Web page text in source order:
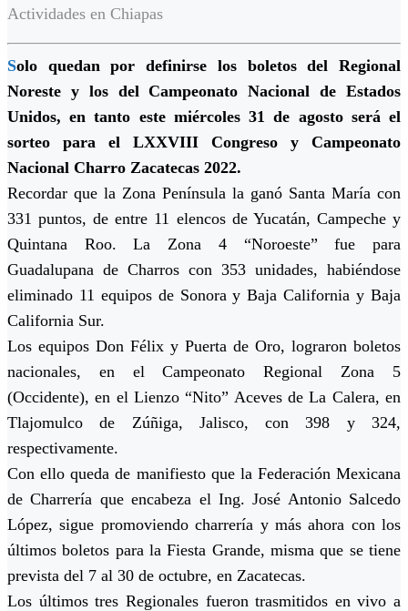
Actividades en Chiapas
Solo quedan por definirse los boletos del Regional
Noreste y los del Campeonato Nacional de Estados
Unidos, en tanto este miércoles 31 de agosto será el
sorteo para el LXXVIII Congreso y Campeonato
Nacional Charro Zacatecas 2022.
Recordar que la Zona Península la ganó Santa María con
331 puntos, de entre 11 elencos de Yucatán, Campeche y
Quintana Roo. La Zona 4 “Noroeste” fue para
Guadalupana de Charros con 353 unidades, habiéndose
eliminado 11 equipos de Sonora y Baja California y Baja
California Sur.
Los equipos Don Félix y Puerta de Oro, lograron boletos
nacionales, en el Campeonato Regional Zona 5
(Occidente), en el Lienzo “Nito” Aceves de La Calera, en
Tlajomulco de Zúñiga, Jalisco, con 398 y 324,
respectivamente.
Con ello queda de manifiesto que la Federación Mexicana
de Charrería que encabeza el Ing. José Antonio Salcedo
López, sigue promoviendo charrería y más ahora con los
últimos boletos para la Fiesta Grande, misma que se tiene
prevista del 7 al 30 de octubre, en Zacatecas.
Los últimos tres Regionales fueron trasmitidos en vivo a